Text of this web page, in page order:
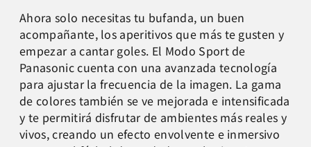
Ahora solo necesitas tu bufanda, un buen
acompañante, los aperitivos que más te gusten y
empezar a cantar goles. El Modo Sport de
Panasonic cuenta con una avanzada tecnología
para ajustar la frecuencia de la imagen. La gama
de colores también se ve mejorada e intensificada
y te permitirá disfrutar de ambientes más reales y
vivos, creando un efecto envolvente e inmersivo